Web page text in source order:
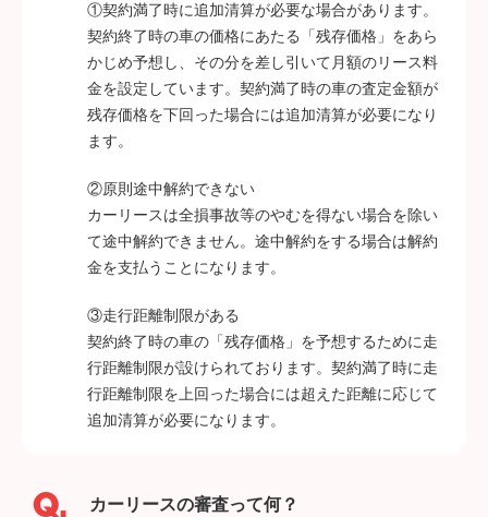
①契約満了時に追加清算が必要な場合があります。
契約終了時の車の価格にあたる「残存価格」をあら
かじめ予想し、その分を差し引いて月額のリース料
金を設定しています。契約満了時の車の査定金額が
残存価格を下回った場合には追加清算が必要になり
ます。
②原則途中解約できない
カーリースは全損事故等のやむを得ない場合を除い
て途中解約できません。途中解約をする場合は解約
金を支払うことになります。
③走行距離制限がある
契約終了時の車の「残存価格」を予想するために走
行距離制限が設けられております。契約満了時に走
行距離制限を上回った場合には超えた距離に応じて
追加清算が必要になります。
カーリースの審査って何？